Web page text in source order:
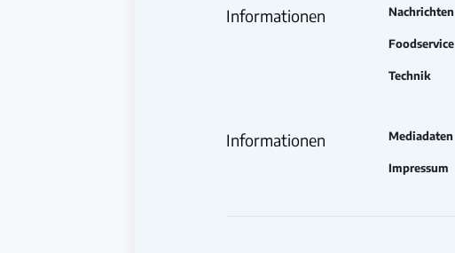
Informationen Nachrichten
Foodservice
Technik
Informationen Mediadaten
Impressum